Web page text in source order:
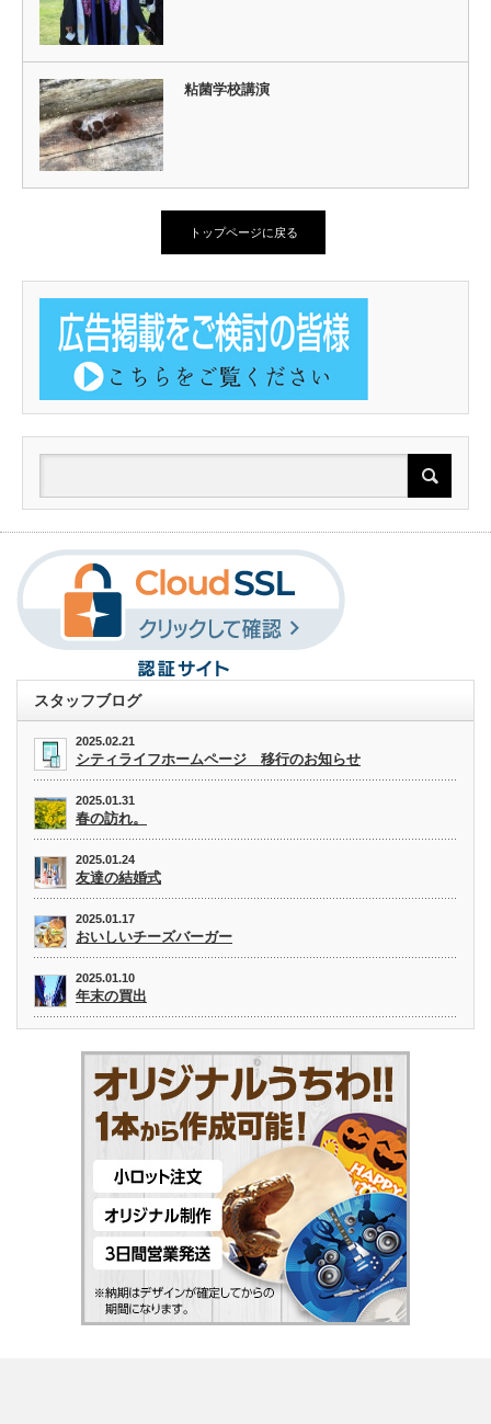
粘菌学校講演
トップページに戻る
スタッフブログ
2025.02.21
シティライフホームページ 移行のお知らせ
2025.01.31
春の訪れ。
2025.01.24
友達の結婚式
2025.01.17
おいしいチーズバーガー
2025.01.10
年末の買出